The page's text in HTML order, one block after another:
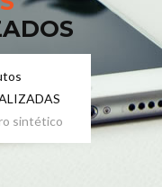
sintético